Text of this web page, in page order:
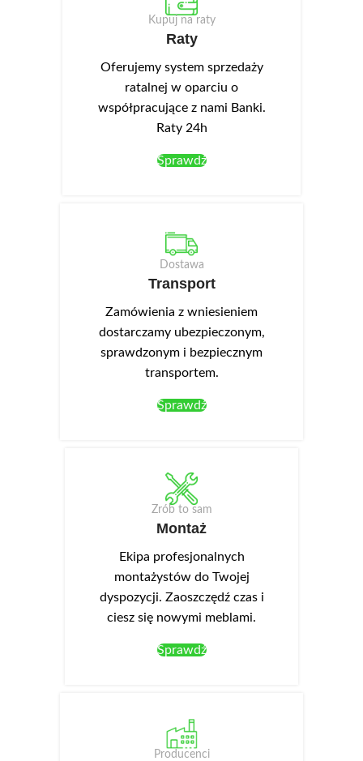
Kupuj na raty
Raty
Oferujemy system sprzedaży
ratalnej w oparciu o
współpracujące z nami Banki.
Raty 24h
Sprawdź
Dostawa
Transport
Zamówienia z wniesieniem
dostarczamy ubezpieczonym,
sprawdzonym i bezpiecznym
transportem.
Sprawdź
Zrób to sam
Montaż
Ekipa profesjonalnych
montażystów do Twojej
dyspozycji. Zaoszczędź czas i
ciesz się nowymi meblami.
Sprawdź
Producenci